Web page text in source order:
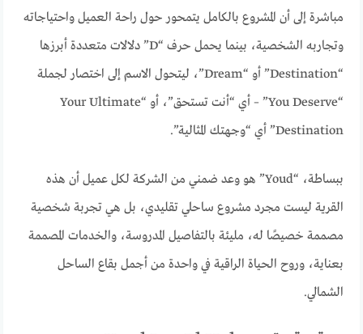
مباشرة إلى أن المشروع بالكامل يتمحور حول راحة العميل واحتياجاته
وتجاربه الشخصية، بينما يحمل حرف “D” دلالات متعددة أبرزها
“Destination” أو “Dream”، ليتحول الاسم إلى اختصار لجملة
“You Deserve” – أي “أنت تستحق”، أو “Your Ultimate
Destination” أي “وجهتك المثالية”.
ببساطة، “Youd” هو وعد ضمني من الشركة لكل عميل أن هذه
القرية ليست مجرد مشروع ساحلي تقليدي، بل هي تجربة شخصية
مصممة خصيصًا له، مليئة بالتفاصيل المدروسة، والخدمات المصممة
بعناية، وروح الحياة الراقية في واحدة من أجمل بقاع الساحل
الشمالي.